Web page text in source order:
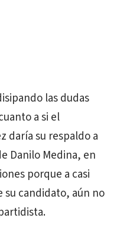
las dudas
a si el
daría su respaldo a
Danilo Medina, en
porque a casi
su candidato, aún no